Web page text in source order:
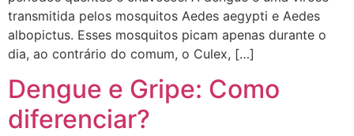
transmitida pelos mosquitos Aedes aegypti e Aedes
albopictus. Esses mosquitos picam apenas durante o
dia, ao contrário do comum, o Culex, […]
Dengue e Gripe: Como
diferenciar?